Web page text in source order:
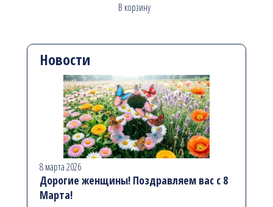
В корзину
Новости
8 марта 2026
Дорогие женщины! Поздравляем вас с 8
Марта!